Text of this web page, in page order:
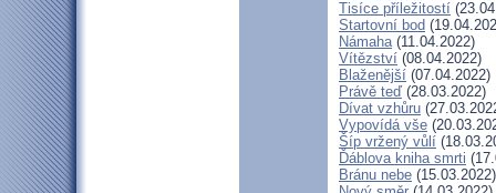
Tisíce příležitostí
Startovní bod
Námaha(11.04.2022)
Vítězství (08.04.2022)
Blaženější (07.04.2022)
Právě teď (28.03.2022)
Dívat vzhůru
Vypovídá vše
Šíp vržený vůlí
Ďáblova kniha smrti
Bránu nebe (15.03.2022)